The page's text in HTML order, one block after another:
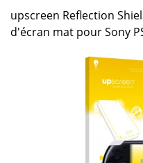
upscreen Reflection
d'écran mat pour Sony